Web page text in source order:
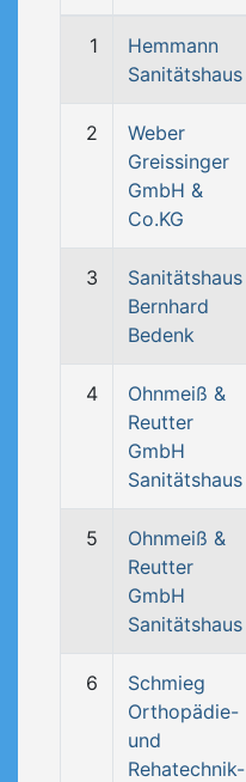
1
Hemmann
Sanitätshaus
2
Weber
Greissinger
GmbH &
Co.KG
3
Sanitätshaus
Bernhard
Bedenk
4
Ohnmeiß &
Reutter
GmbH
Sanitätshaus
5
Ohnmeiß &
Reutter
GmbH
Sanitätshaus
6
Schmieg
Orthopädie-
und
Rehatechnik-